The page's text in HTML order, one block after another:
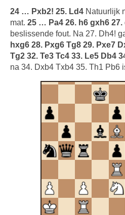
24 … Pxb2! 25. Ld4 Natuurlijk
mat. 25 … Pa4 26. h6 gxh6 27.
beslissende fout. Na 27. Dh4!
hxg6 28. Pxg6 Tg8 29. Pxe7
Tg2 32. Te3 Tc4 33. Le5 Db4
na 34. Dxb4 Txb4 35. Th1 Pb6